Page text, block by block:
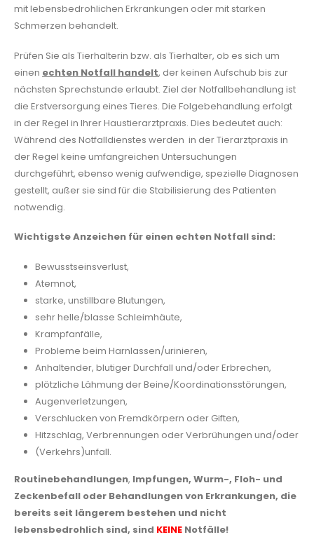
mit lebensbedrohlichen Erkrankungen oder mit starken
Schmerzen behandelt.
Prüfen Sie als Tierhalterin bzw. als Tierhalter, ob es sich um
einen echten Notfall handelt, der keinen Aufschub bis zur
nächsten Sprechstunde erlaubt. Ziel der Notfallbehandlung ist
die Erstversorgung eines Tieres. Die Folgebehandlung erfolgt
in der Regel in Ihrer Haustierarztpraxis. Dies bedeutet auch:
Während des Notfalldienstes werden in der Tierarztpraxis in
der Regel keine umfangreichen Untersuchungen
durchgeführt, ebenso wenig aufwendige, spezielle Diagnosen
gestellt, außer sie sind für die Stabilisierung des Patienten
notwendig.
Wichtigste Anzeichen für einen echten Notfall sind:
Bewusstseinsverlust,
Atemnot,
starke, unstillbare Blutungen,
sehr helle/blasse Schleimhäute,
Krampfanfälle,
Probleme beim Harnlassen/urinieren,
Anhaltender, blutiger Durchfall und/oder Erbrechen,
plötzliche Lähmung der Beine/Koordinationsstörungen,
Augenverletzungen,
Verschlucken von Fremdkörpern oder Giften,
Hitzschlag, Verbrennungen oder Verbrühungen und/oder
(Verkehrs)unfall.
Routinebehandlungen, Impfungen, Wurm-, Floh- und
Zeckenbefall oder Behandlungen von Erkrankungen, die
bereits seit längerem bestehen und nicht
lebensbedrohlich sind, sind KEINE Notfälle!